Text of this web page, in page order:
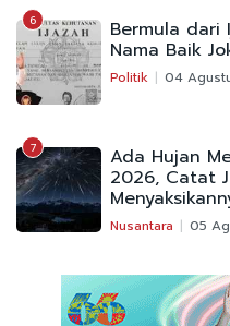
6 Bermula dari
Nama Baik
Politik 04
7 Ada Hujan
2026, Catat
Nusantara 05